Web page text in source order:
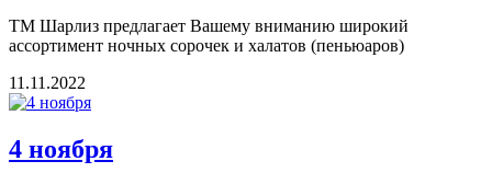
ТМ Шарлиз предлагает Вашему вниманию широкий
ассортимент ночных сорочек и халатов (пеньюаров)
11.11.2022
4 ноября